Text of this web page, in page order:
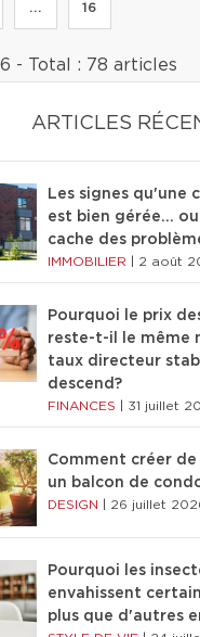
... 16
- Total : 78 articles
ARTICLES
Les signes qu'une
est bien gérée…
cache des
IMMOBILIER 2 août
Pourquoi le prix
reste-t-il le même
taux directeur
descend?
FINANCES 31 juillet
Comment créer
un balcon de
DESIGN 26 juillet
Pourquoi les
envahissent
plus que d'autres